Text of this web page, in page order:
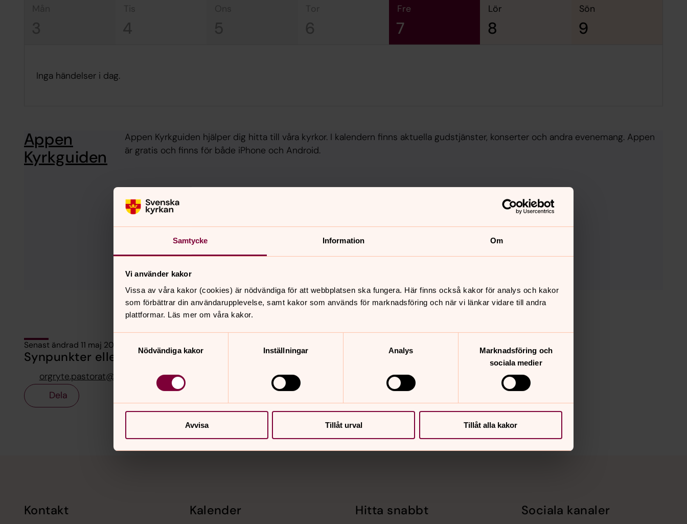
Samtycke Information Om
Vi använder kakor
Vissa av våra kakor (cookies) är nödvändiga för att webbplatsen ska fungera. Här finns också kakor för analys och kakor
som förbättrar din användarupplevelse, samt kakor som används för marknadsföring och när vi länkar vidare till andra
plattformar. Läs mer om våra kakor.
Nödvändiga kakor
Inställningar Analys
Marknadsföring och
sociala medier
Avvisa Tillåt urval Tillåt alla kakor
tis
4
tor
6
fre
7
lör
8
sön
9
Inga händelser i dag.
Appen
Kyrkguiden
Appen Kyrkguiden hjälper dig hitta till våra kyrkor. I kalendern finns aktuella gudstjänster, konserter och andra evenemang. Appen
är gratis och finns för både iPhone och Android.
Senast ändrad 11 maj 2026
Synpunkter eller frågor på sidans innehåll?
orgryte.pastorat@svenskakyrkan.se
Dela
Kontakt Kalender Hitta snabbt Sociala kanaler